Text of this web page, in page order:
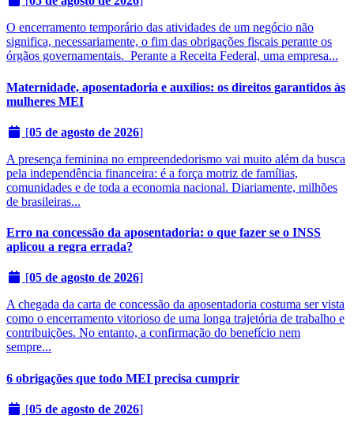
O encerramento temporário das atividades de um negócio não
significa, necessariamente, o fim das obrigações fiscais perante os
órgãos governamentais. Perante a Receita Federal, uma empresa...
Maternidade, aposentadoria e auxílios: os direitos garantidos às
mulheres MEI
[05 de agosto de 2026]
A presença feminina no empreendedorismo vai muito além da busca
pela independência financeira: é a força motriz de famílias,
comunidades e de toda a economia nacional. Diariamente, milhões
de brasileiras...
Erro na concessão da aposentadoria: o que fazer se o INSS
aplicou a regra errada?
[05 de agosto de 2026]
A chegada da carta de concessão da aposentadoria costuma ser vista
como o encerramento vitorioso de uma longa trajetória de trabalho e
contribuições. No entanto, a confirmação do benefício nem
sempre...
6 obrigações que todo MEI precisa cumprir
[05 de agosto de 2026]